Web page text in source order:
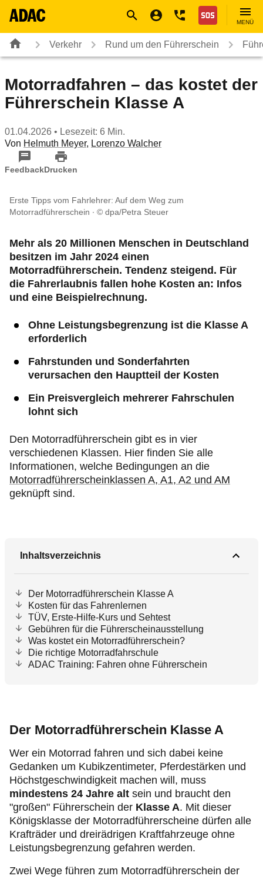
Nothilfe
MENÜ
Verkehr Rund um den Führerschein
Motorradfahren – das kostet der
Führerschein Klasse A
01.04.2026 • Lesezeit: 6 Min.
Von Helmuth Meyer, Lorenzo Walcher
FeedbackDrucken
Erste Tipps vom Fahrlehrer: Auf dem Weg zum
Motorradführerschein
© dpa/Petra Steuer
Mehr als 20 Millionen Menschen in Deutschland
besitzen im Jahr 2024 einen
Motorradführerschein. Tendenz steigend. Für
die Fahrerlaubnis fallen hohe Kosten an: Infos
und eine Beispielrechnung.
Ohne Leistungsbegrenzung ist die Klasse A
erforderlich
Fahrstunden und Sonderfahrten
verursachen den Hauptteil der Kosten
Ein Preisvergleich mehrerer Fahrschulen
lohnt sich
Den Motorradführerschein gibt es in vier
verschiedenen Klassen. Hier finden Sie alle
Informationen, welche Bedingungen an die
Motorradführerscheinklassen A, A1, A2 und AM
geknüpft sind.
Inhaltsverzeichnis
Der Motorradführerschein Klasse A
Kosten für das Fahrenlernen
TÜV, Erste-Hilfe-Kurs und Sehtest
Gebühren für die Führerscheinausstellung
Was kostet ein Motorradführerschein?
Die richtige Motorradfahrschule
ADAC Training: Fahren ohne Führerschein
Der Motorradführerschein Klasse A
Wer ein Motorrad fahren und sich dabei keine
Gedanken um Kubikzentimeter, Pferdestärken und
Höchstgeschwindigkeit machen will, muss
mindestens 24 Jahre alt sein und braucht den
"großen" Führerschein der Klasse A. Mit dieser
Königsklasse der Motorradführerscheine dürfen alle
Krafträder und dreirädrigen Kraftfahrzeuge ohne
Leistungsbegrenzung gefahren werden.
Zwei Wege führen zum Motorradführerschein der